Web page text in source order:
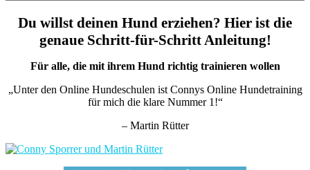
Du willst deinen Hund erziehen? Hier ist die
genaue Schritt-für-Schritt Anleitung!
Für alle, die mit ihrem Hund richtig trainieren wollen
„Unter den Online Hundeschulen ist Connys Online Hundetraining
für mich die klare Nummer 1!“
– Martin Rütter